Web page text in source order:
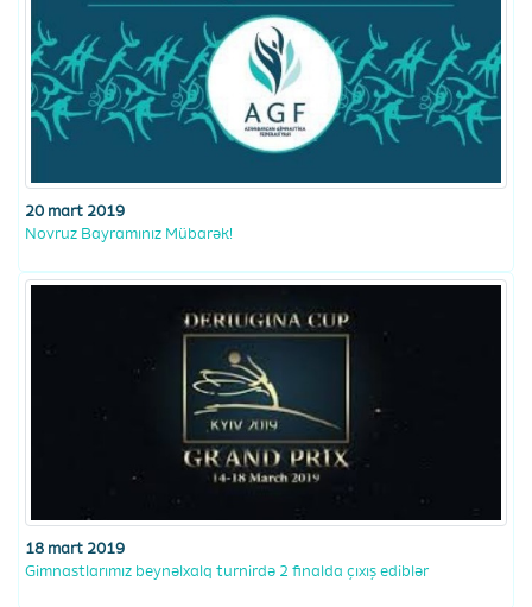
20 mart 2019
Novruz Bayramınız Mübarək!
18 mart 2019
Gimnastlarımız beynəlxalq turnirdə 2 finalda çıxış ediblər